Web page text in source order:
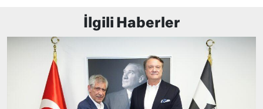
İlgili Haberler